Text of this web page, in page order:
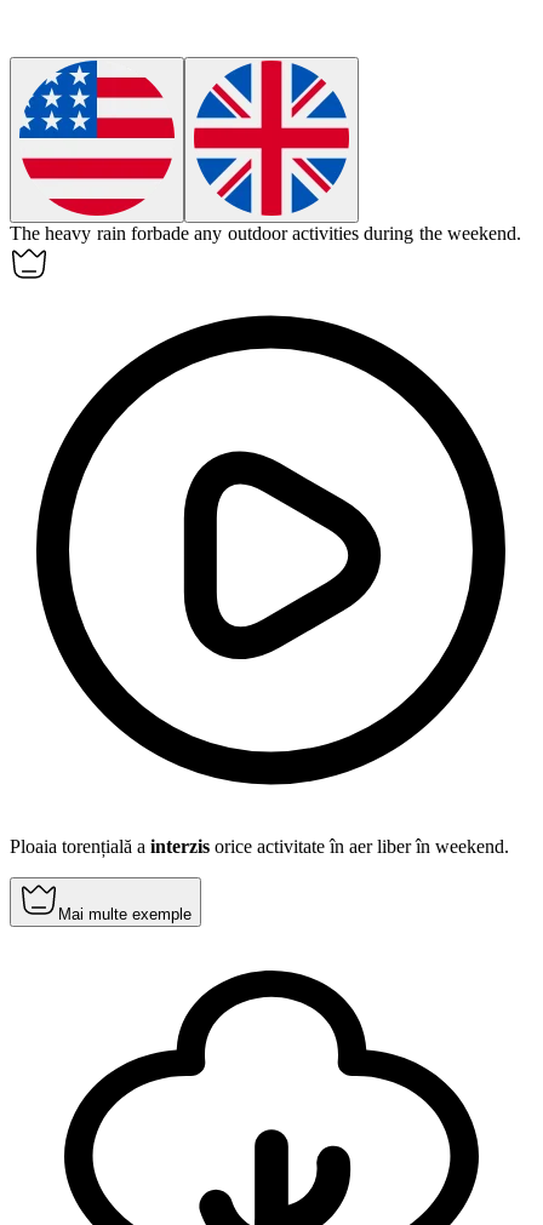
The heavy rain forbade any outdoor activities during the weekend.
Ploaia torențială a interzis orice activitate în aer liber în weekend.
Mai multe exemple